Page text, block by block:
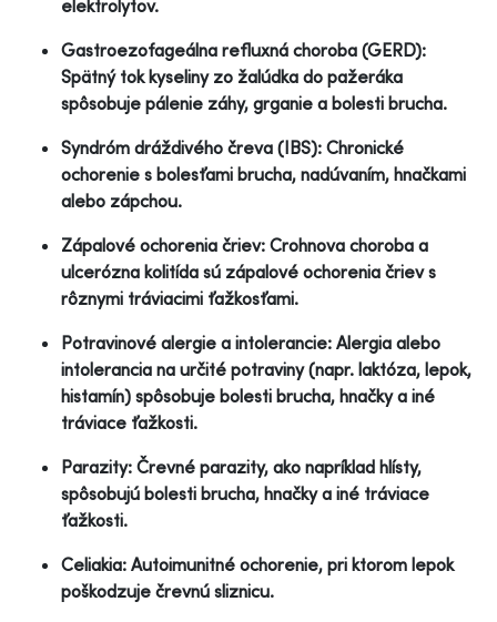
elektrolytov.
Gastroezofageálna refluxná choroba (GERD):
Spätný tok kyseliny zo žalúdka do pažeráka
spôsobuje pálenie záhy, grganie a bolesti brucha.
Syndróm dráždivého čreva (IBS): Chronické
ochorenie s bolesťami brucha, nadúvaním, hnačkami
alebo zápchou.
Zápalové ochorenia čriev: Crohnova choroba a
ulcerózna kolitída sú zápalové ochorenia čriev s
rôznymi tráviacimi ťažkosťami.
Potravinové alergie a intolerancie: Alergia alebo
intolerancia na určité potraviny (napr. laktóza, lepok,
histamín) spôsobuje bolesti brucha, hnačky a iné
tráviace ťažkosti.
Parazity: Črevné parazity, ako napríklad hlísty,
spôsobujú bolesti brucha, hnačky a iné tráviace
ťažkosti.
Celiakia: Autoimunitné ochorenie, pri ktorom lepok
poškodzuje črevnú sliznicu.